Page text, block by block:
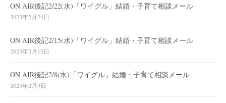
ON AIR後記2/22(水)「ワイグル」結婚・子育て相談メール
2023年2月24日
ON AIR後記2/15(水)「ワイグル」結婚・子育て相談メール
2023年2月15日
ON AIR後記2/8(水)「ワイグル」結婚・子育て相談メール
2023年2月9日